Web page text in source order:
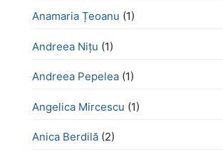
Anamaria Țeoanu (1)
Andreea Nițu (1)
Andreea Pepelea (1)
Angelica Mircescu (1)
Anica Berdilă (2)